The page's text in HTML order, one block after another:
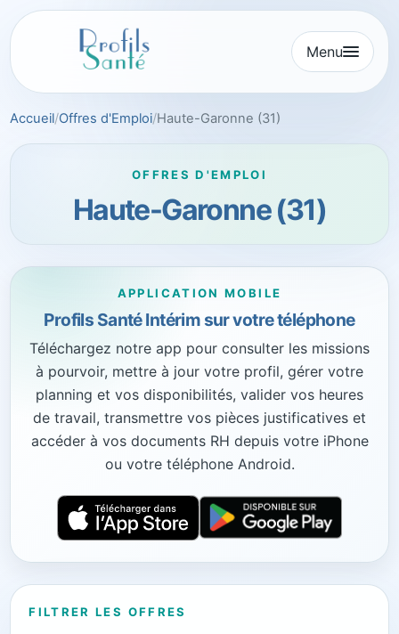
Aller
au
Menu
Accueil Offres d'Emploi Haute-Garonne (31)
OFFRES D'EMPLOI
Haute-Garonne (31)
APPLICATION MOBILE
Profils Santé Intérim sur votre téléphone
Téléchargez notre app pour consulter les missions
à pourvoir, mettre à jour votre profil, gérer votre
planning et vos disponibilités, valider vos heures
de travail, transmettre vos pièces justificatives et
accéder à vos documents RH depuis votre iPhone
ou votre téléphone Android.
FILTRER LES OFFRES